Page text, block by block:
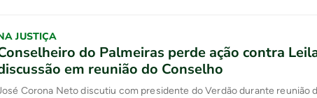
JUSTIÇA
do Palmeiras perde ação contra
em reunião do Conselho
Corona Neto discutiu com presidente do Verdão durante reunião